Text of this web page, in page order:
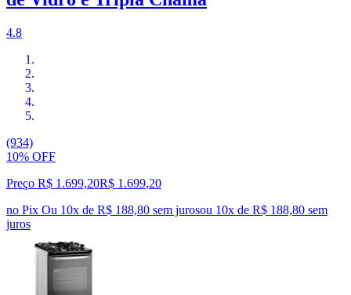
4.8
(934)
10% OFF
Preço R$ 1.699,20R$ 1.699,20
no Pix Ou 10x de R$ 188,80 sem jurosou 10x de R$ 188,80 sem
juros